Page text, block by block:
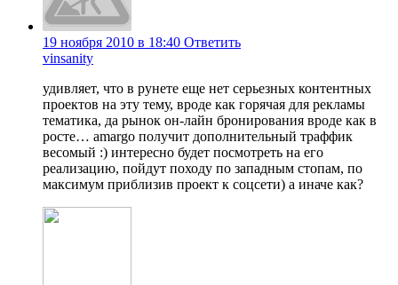
19 ноября 2010 в 18:40 Ответить
vinsanity
удивляет, что в рунете еще нет серьезных контентных
проектов на эту тему, вроде как горячая для рекламы
тематика, да рынок он-лайн бронирования вроде как в
росте… amargo получит дополнительный траффик
весомый :) интересно будет посмотреть на его
реализацию, пойдут походу по западным стопам, по
максимум приблизив проект к соцсети) а иначе как?